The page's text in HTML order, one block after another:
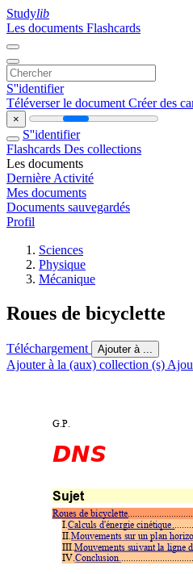
Studylib
Les documents Flashcards
S''identifier
Téléverser le document Créer des
×
S''identifier
Flashcards Des collections
Les documents
Dernière Activité
Mes documents
Documents sauvegardés
Profil
Sciences
Physique
Mécanique
Roues de bicyclette
Téléchargement Ajouter à ...
Ajouter à la (aux) collection (s)
G.P.
DNS
Sujet
Roues de bicyclette
I. Calculs d'énergie cinétique.
II. Mouvements sur un plan
III. Mouvements suivant la ligne
IV.Conclusion.